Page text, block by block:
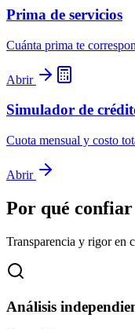
Prima de servicios
Cuánta prima te
Abrir
Simulador de
Cuota mensual y costo
Abrir
Por qué
Transparencia y rigor en
Análisis